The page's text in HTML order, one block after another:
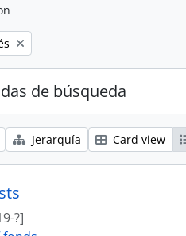
filter:
de búsqueda
Jerarquía Card view
?]